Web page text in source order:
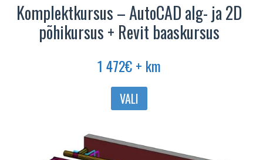
Komplektkursus – AutoCAD alg- ja 2D
põhikursus + Revit baaskursus
1 472€+ km
VALI